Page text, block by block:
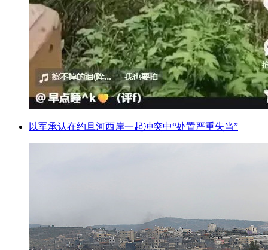
以军承认在约旦河西岸一起冲突中“处置严重失当”